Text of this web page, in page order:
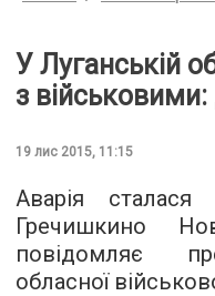
У Луганській
з
19 лис 2015, 11:15
Аварія
Гречишкино
повідомляє
обласної